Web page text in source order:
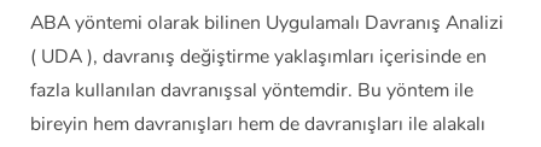
ABA yöntemi olarak bilinen Uygulamalı Davranış Analizi
( UDA ), davranış değiştirme yaklaşımları içerisinde en
fazla kullanılan davranışsal yöntemdir. Bu yöntem ile
bireyin hem davranışları hem de davranışları ile alakalı